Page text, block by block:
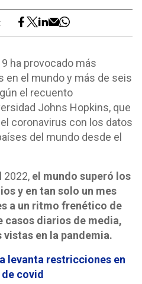
ha provocado más
en el mundo y más de seis
el recuento
Johns Hopkins, que
coronavirus con los datos
del mundo desde el
2022, el mundo superó los
y en tan solo un mes
a un ritmo frenético de
casos diarios de media,
en la pandemia.
levanta restricciones en
covid